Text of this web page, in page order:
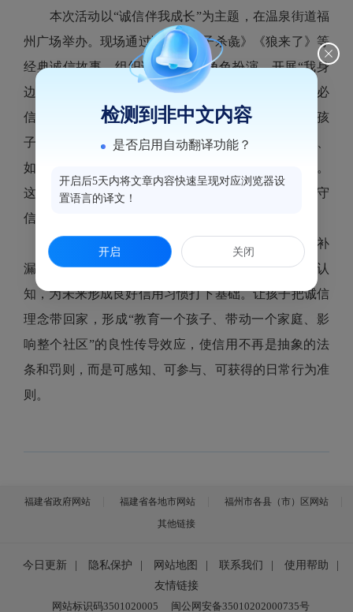
本次活动以“诚信伴我成长”为主题，在温泉街道福
州广场举办。现场通过讲述《曾子杀彘》《狼来了》等
经典诚信故事、组织诚信情景剧角色扮演、开展“我身
边的诚信小事”分享会等形式，引导孩子们理解“言必
信、行必果”的道理。活动还设置了各种模拟游戏让孩
子们通过完成守信任务（如按时到场、遵守游戏规则、
如实分享）获得“诚信积分”，积分可兑换文具小礼品。
这种寓教于乐的方式，让孩子们在互动中切身感受到守
信带来的认同感和成就感。
此次活动为辖区青少年信用教育工作进行查缺补
漏，帮助孩子们从小建立“信用是一种宝贵资产”的认
知，为未来形成良好信用习惯打下基础。让孩子把诚信
理念带回家，形成“教育一个孩子、带动一个家庭、影
响整个社区”的良性传导效应，使信用不再是抽象的法
条和罚则，而是可感知、可参与、可获得的日常行为准
则。
福建省政府网站 福建省各地市网站
福州市各县（市）区网站
其他链接
今日更新 隐私保护 网站地图 联系我们 使用帮助
友情链接
网站标识码3501020005
闽公网安备35010202000735号
检测到非中文内容
是否启用自动翻译功能？
开启后5天内将文章内容快速呈现对应浏览器设
置语言的译文！
开启 关闭